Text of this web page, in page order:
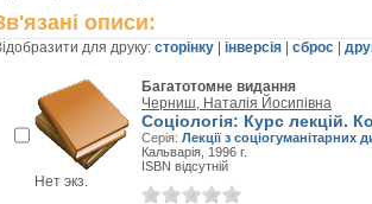
описи:
для друку: сторінку інверсія сброс
Нет экз.
Багатотомне видання
Черниш, Наталія Йосипівна
Соціологія: Курс лекцій.
Серія: Лекції з соціогуманітарних
Кальварія, 1996 г.
ISBN відсутній